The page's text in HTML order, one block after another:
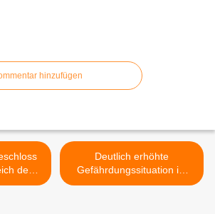
hinzufügen
des
den
Deutlich erhöhte
Gefährdungssituation im
Veitshöchheimer